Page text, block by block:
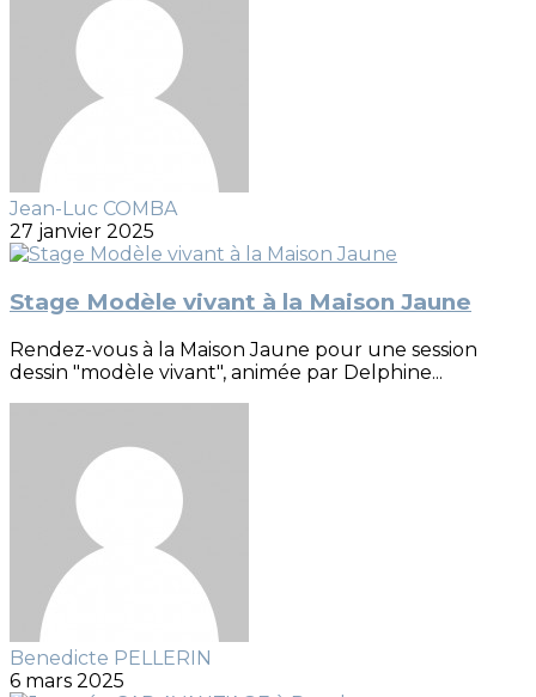
Jean-Luc COMBA
27 janvier 2025
Stage Modèle vivant à la Maison Jaune
Rendez-vous à la Maison Jaune pour une session
dessin "modèle vivant", animée par Delphine...
Benedicte PELLERIN
6 mars 2025